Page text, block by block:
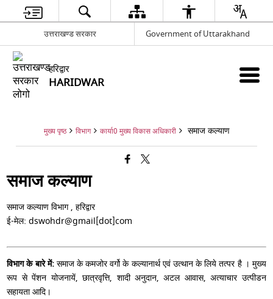
उत्तराखण्ड सरकार Government of Uttarakhand
हरिद्वार
HARIDWAR
मुख्य पृष्ठ विभाग कार्या0 मुख्य विकास अधिकारी समाज कल्याण
समाज कल्याण
समाज कल्याण विभाग , हरिद्वार
ई-मेल: dswohdr@gmail[dot]com
विभाग के बारे में:समाज के कमजोर वर्गो के कल्यानार्थ एवं उत्थान के लिये तत्पर है । मुख्य
रूप से पेंशन योजनायें, छात्रवृत्ति, शादी अनुदान, अटल आवास, अत्याचार उत्पीडन
सहायता आदि।